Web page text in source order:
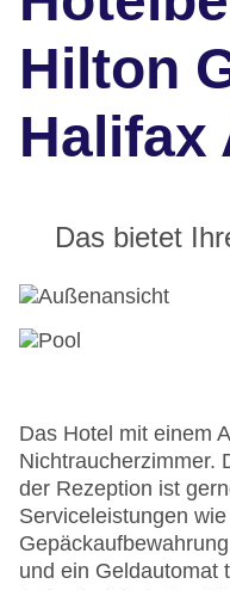
Hilton
Halifax
Das bietet
Das Hotel mit einem
Nichtraucherzimmer.
der Rezeption ist
Serviceleistungen
und ein Geldautomat